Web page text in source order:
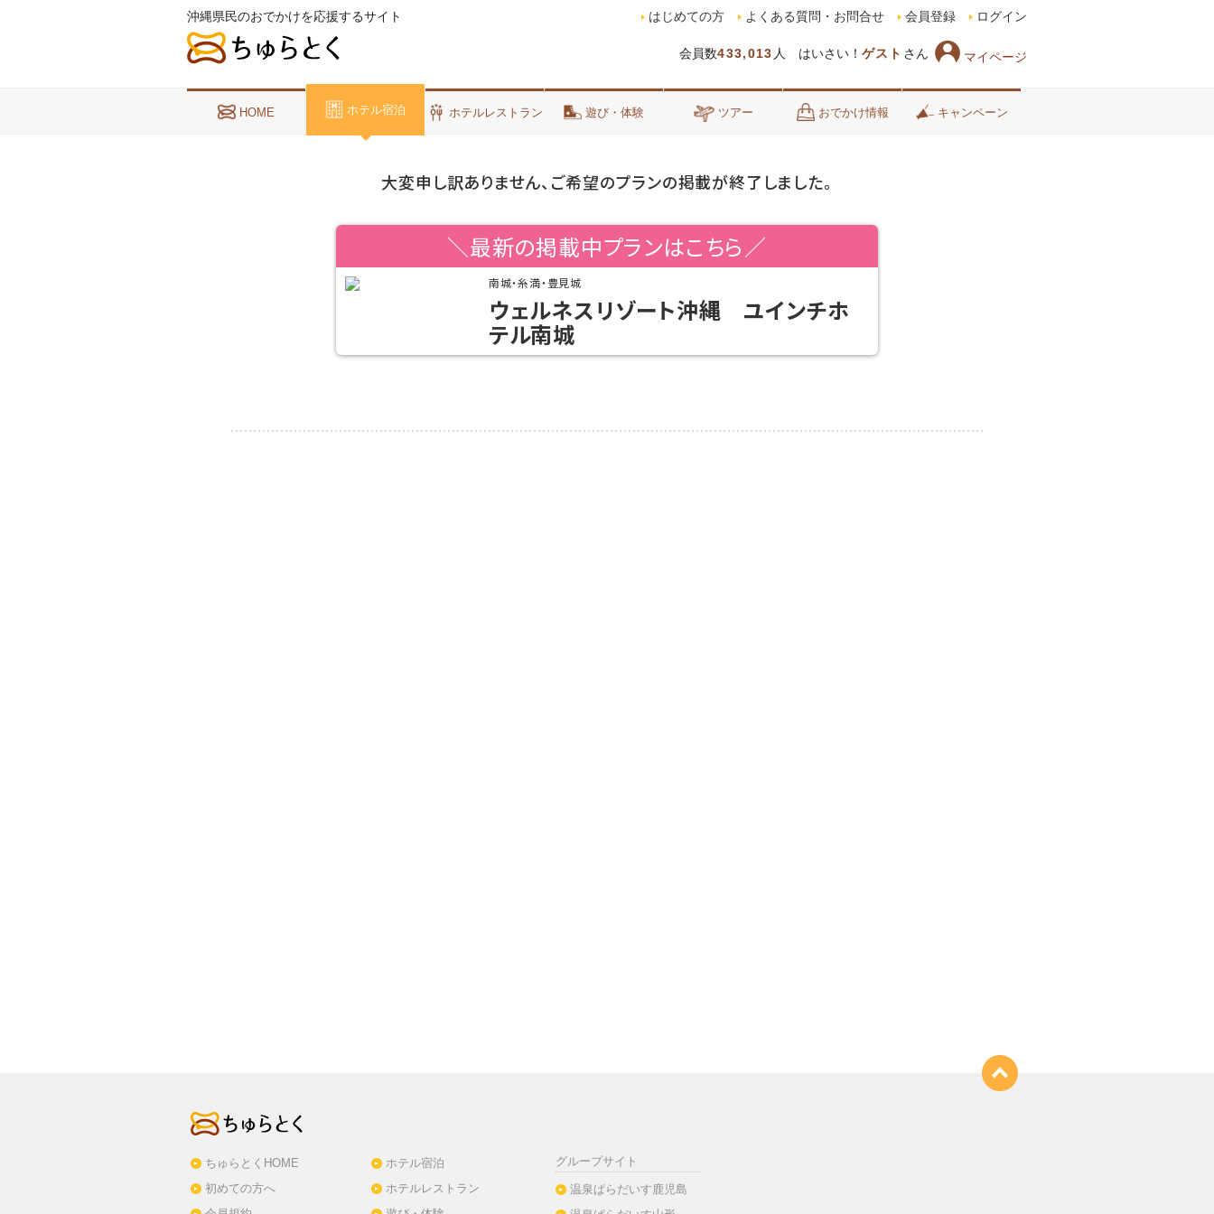
沖縄県民のおでかけを応援するサイト
会員数433,013 人 はいさい！ ゲスト さん マイページ
はじめての方 よくある質問・お問合せ 会員登録 ログイン
HOME ホテル宿泊 ホテルレストラン 遊び・体験 ツアー おでかけ情報 キャンペーン
大変申し訳ありません、ご希望のプランの掲載が終了しました。
＼最新の掲載中プランはこちら／
南城・糸満・豊見城
ウェルネスリゾート沖縄 ユインチホ
テル南城
ちゅらとくHOME
初めての方へ
ホテル宿泊
ホテルレストラン
グループサイト
温泉ぱらだいす鹿児島